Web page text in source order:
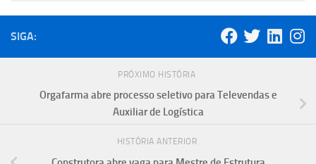
SIGA:
PRÓXIMO HISTÓRIA
Orgafarma abre processo seletivo para Televendas e
Auxiliar de Logística
HISTÓRIA ANTERIOR